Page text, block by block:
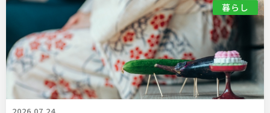
暮らし